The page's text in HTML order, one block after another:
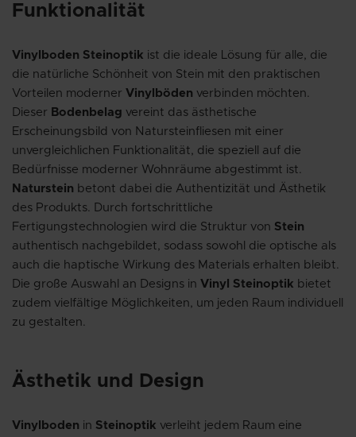
Funktionalität
Vinylboden Steinoptik ist die ideale Lösung für alle, die
die natürliche Schönheit von Stein mit den praktischen
Vorteilen moderner Vinylböden verbinden möchten.
Dieser Bodenbelag vereint das ästhetische
Erscheinungsbild von Natursteinfliesen mit einer
unvergleichlichen Funktionalität, die speziell auf die
Bedürfnisse moderner Wohnräume abgestimmt ist.
Naturstein betont dabei die Authentizität und Ästhetik
des Produkts. Durch fortschrittliche
Fertigungstechnologien wird die Struktur von Stein
authentisch nachgebildet, sodass sowohl die optische als
auch die haptische Wirkung des Materials erhalten bleibt.
Die große Auswahl an Designs in Vinyl Steinoptik bietet
zudem vielfältige Möglichkeiten, um jeden Raum individuell
zu gestalten.
Ästhetik und Design
Vinylboden in Steinoptik verleiht jedem Raum eine